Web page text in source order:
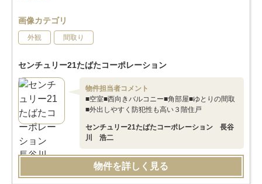
画像カテゴリ
外観 間取り
センチュリー21たばたコーポレーション
物件担当者コメント
■空室■西向きバルコニー■角部屋■ゆとりの間取
■外出しやすく防犯性も高い３階住戸
センチュリー21たばたコーポレーション 長谷
川 浩二
物件を詳しく見る